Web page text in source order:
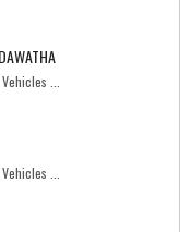
...
...